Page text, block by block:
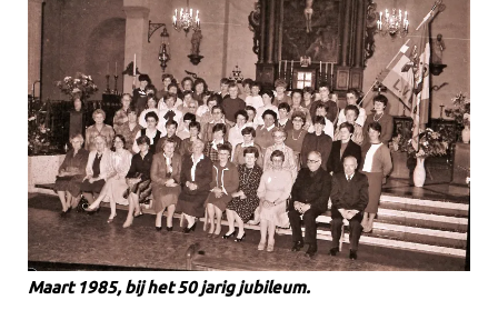
Maart 1985, bij het 50 jarig jubileum.